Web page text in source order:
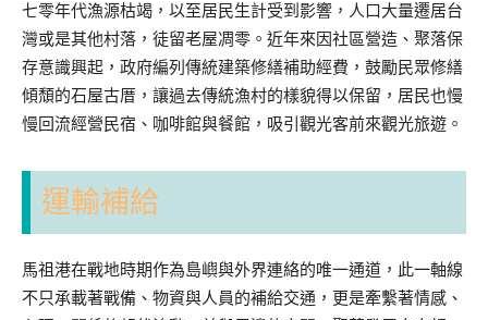
七零年代漁源枯竭，以至居民生計受到影響，人口大量遷居台
灣或是其他村落，徒留老屋凋零。近年來因社區營造、聚落保
存意識興起，政府編列傳統建築修繕補助經費，鼓勵民眾修繕
傾頹的石屋古厝，讓過去傳統漁村的樣貌得以保留，居民也慢
慢回流經營民宿、咖啡館與餐館，吸引觀光客前來觀光旅遊。
運輸補給
馬祖港在戰地時期作為島嶼與外界連絡的唯一通道，此一軸線
不只承載著戰備、物資與人員的補給交通，更是牽繫著情感、